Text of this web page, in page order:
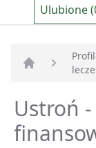
Ulubione
Strona
Ustroń